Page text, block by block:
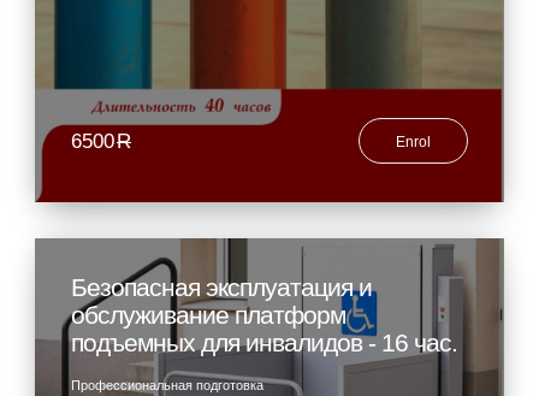
6500R Enrol
Безопасная эксплуатация и
обслуживание платформ
подъемных для инвалидов - 16 час.
Профессиональная подготовка